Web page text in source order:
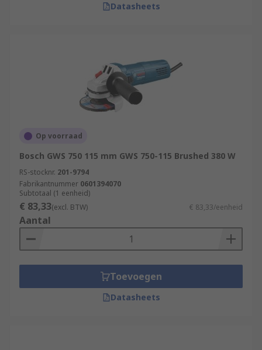
Datasheets
Op voorraad
Bosch GWS 750 115 mm GWS 750-115 Brushed 380 W
RS-stocknr. 201-9794
Fabrikantnummer 0601394070
Subtotaal (1 eenheid)
€ 83,33(excl. BTW) € 83,33/eenheid
Aantal
Toevoegen
Datasheets